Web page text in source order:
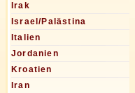
Irak
Israel/Palästina
Italien
Jordanien
Kroatien
Iran